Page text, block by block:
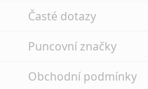
Časté dotazy
Puncovní značky
Obchodní podmínky